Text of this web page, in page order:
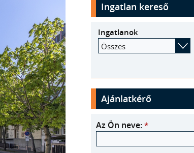
Ingatlan kereső
Ingatlanok
Összes
Ajánlatkérő
Az Ön neve: *